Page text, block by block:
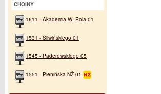
CHOINY
1611 - Akademia W. Pola 01
1531 - Śliwińskiego 01
1545 - Paderewskiego 05
1551 - Pienińska NŻ 01